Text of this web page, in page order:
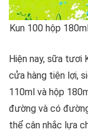
Kun 100 hộp
Hiện nay, sữa tươi
cửa hàng tiện lợi,
110ml và hộp
đường và có
thể cân nhắc lựa